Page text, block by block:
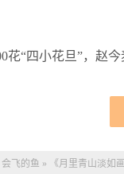
花“四小花旦”，赵
会飞的鱼 » 《月里青山淡如